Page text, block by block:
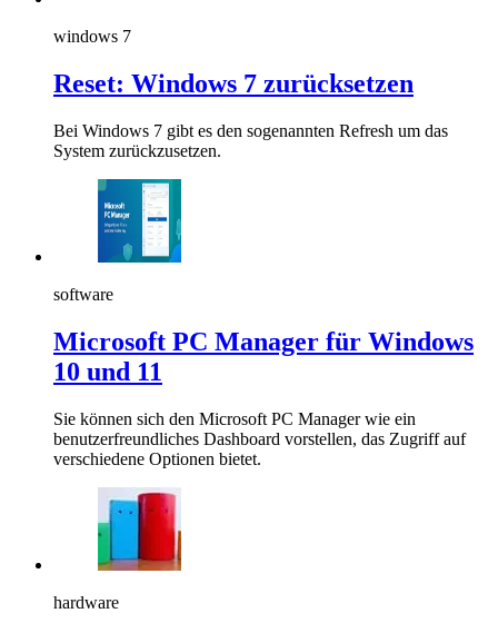
windows 7
Reset: Windows 7 zurücksetzen
Bei Windows 7 gibt es den sogenannten Refresh um das
System zurückzusetzen.
software
Microsoft PC Manager für Windows
10 und 11
Sie können sich den Microsoft PC Manager wie ein
benutzerfreundliches Dashboard vorstellen, das Zugriff auf
verschiedene Optionen bietet.
hardware